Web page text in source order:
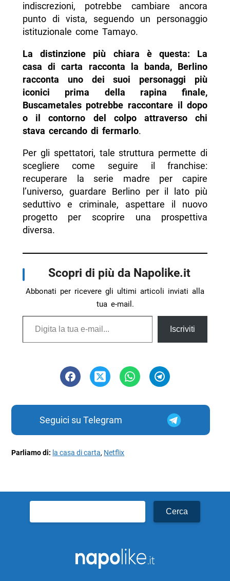
indiscrezioni, potrebbe cambiare ancora
punto di vista, seguendo un personaggio
istituzionale come Tamayo.
La distinzione più chiara è questa: La
casa di carta racconta la banda, Berlino
racconta uno dei suoi personaggi più
iconici prima della rapina finale,
Buscametales potrebbe raccontare il dopo
o il contorno del colpo attraverso chi
stava cercando di fermarlo.
Per gli spettatori, tale struttura permette di
scegliere come seguire il franchise:
recuperare la serie madre per capire
l’universo, guardare Berlino per il lato più
seduttivo e criminale, aspettare il nuovo
progetto per scoprire una prospettiva
diversa.
Scopri di più da Napolike.it
Abbonati per ricevere gli ultimi articoli inviati alla
tua e-mail.
Digita la tua e-mail...
Iscriviti
Seguici su Telegram
Parliamo di: la casa di carta, Netflix
per: